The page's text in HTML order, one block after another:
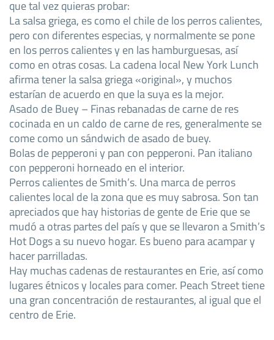
que tal vez quieras probar:
La salsa griega, es como el chile de los perros calientes,
pero con diferentes especias, y normalmente se pone
en los perros calientes y en las hamburguesas, así
como en otras cosas. La cadena local New York Lunch
afirma tener la salsa griega «original», y muchos
estarían de acuerdo en que la suya es la mejor.
Asado de Buey – Finas rebanadas de carne de res
cocinada en un caldo de carne de res, generalmente se
come como un sándwich de asado de buey.
Bolas de pepperoni y pan con pepperoni. Pan italiano
con pepperoni horneado en el interior.
Perros calientes de Smith’s. Una marca de perros
calientes local de la zona que es muy sabrosa. Son tan
apreciados que hay historias de gente de Erie que se
mudó a otras partes del país y que se llevaron a Smith’s
Hot Dogs a su nuevo hogar. Es bueno para acampar y
hacer parrilladas.
Hay muchas cadenas de restaurantes en Erie, así como
lugares étnicos y locales para comer. Peach Street tiene
una gran concentración de restaurantes, al igual que el
centro de Erie.